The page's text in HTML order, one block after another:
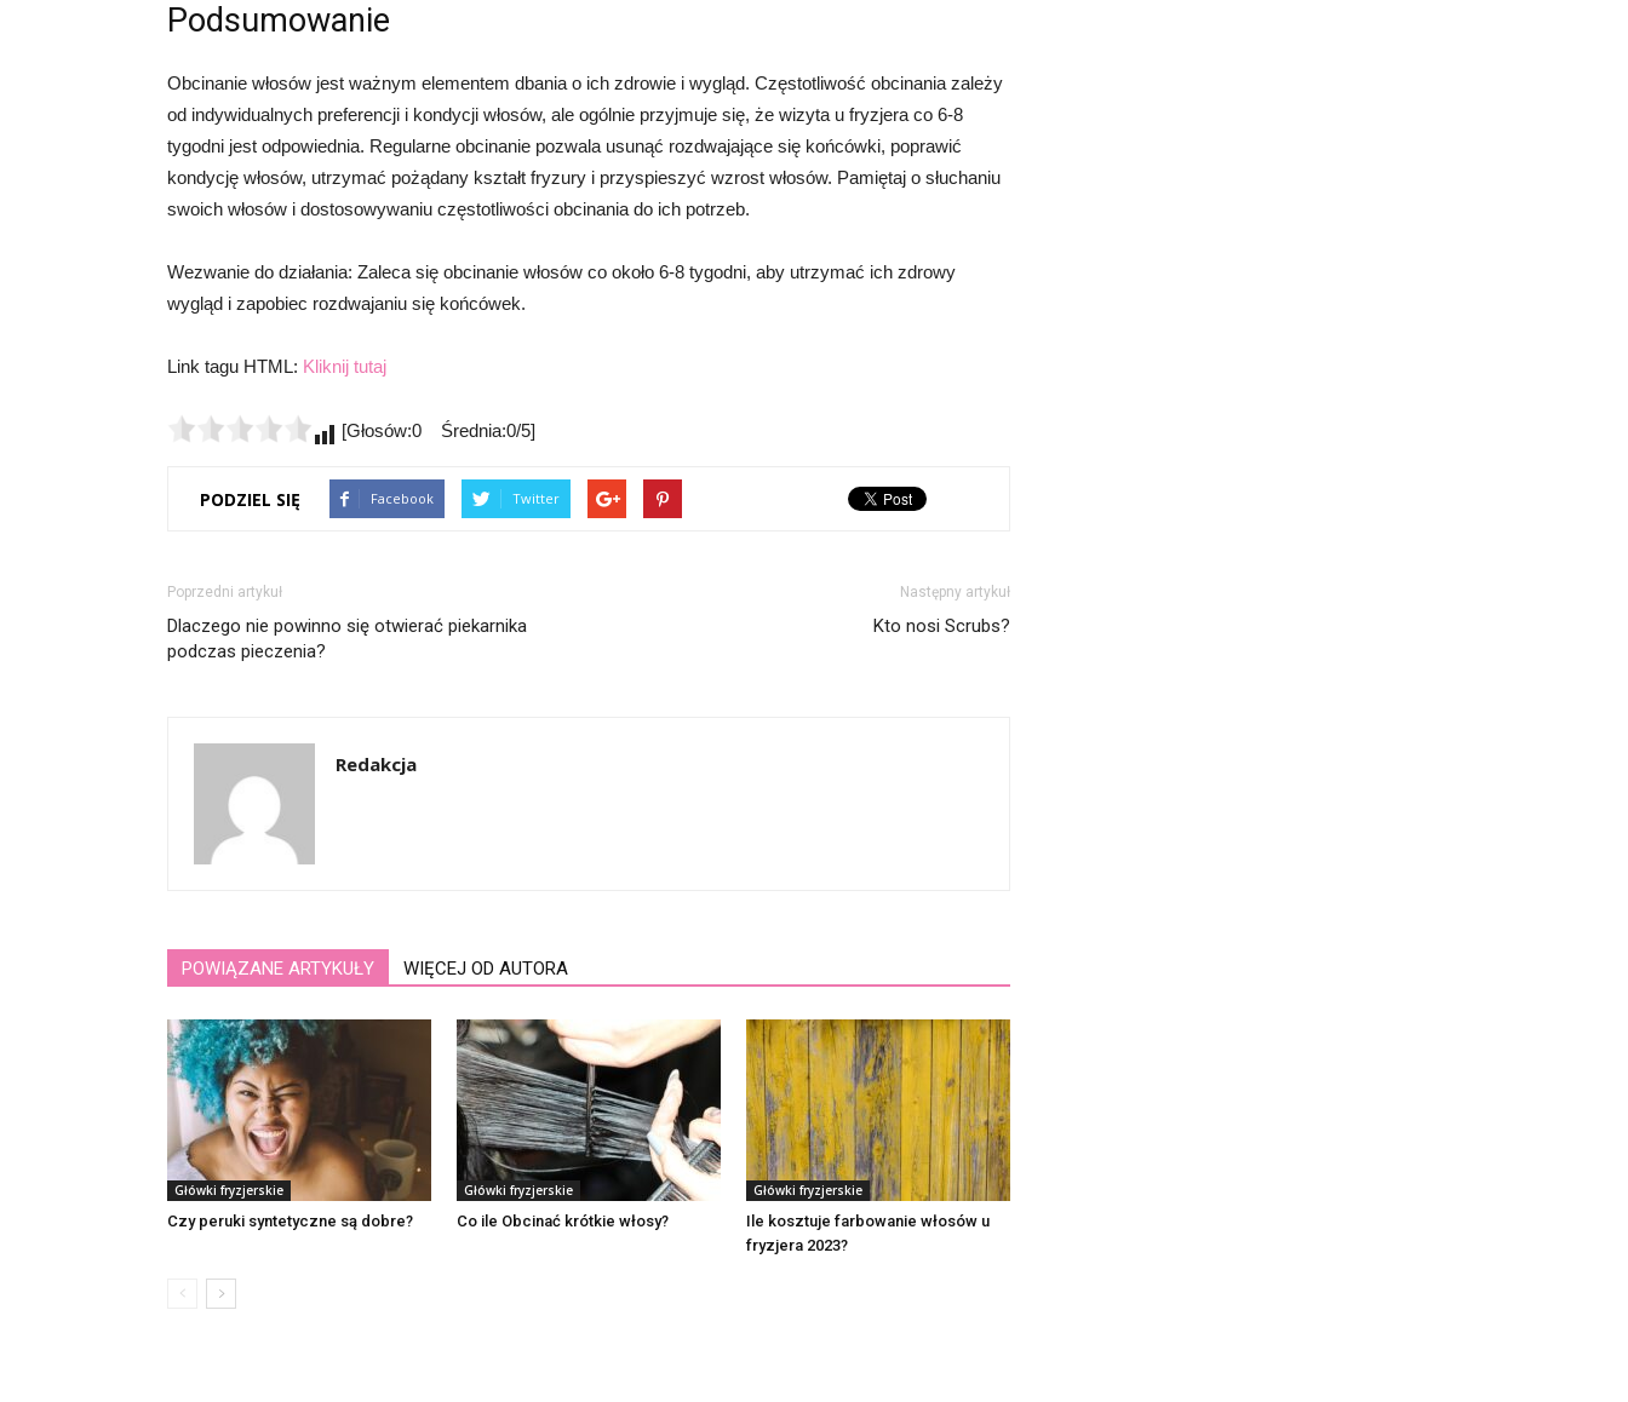
Podsumowanie
Obcinanie włosów jest ważnym elementem dbania o ich zdrowie i wygląd. Częstotliwość obcinania zależy
od indywidualnych preferencji i kondycji włosów, ale ogólnie przyjmuje się, że wizyta u fryzjera co 6-8
tygodni jest odpowiednia. Regularne obcinanie pozwala usunąć rozdwajające się końcówki, poprawić
kondycję włosów, utrzymać pożądany kształt fryzury i przyspieszyć wzrost włosów. Pamiętaj o słuchaniu
swoich włosów i dostosowywaniu częstotliwości obcinania do ich potrzeb.
Wezwanie do działania: Zaleca się obcinanie włosów co około 6-8 tygodni, aby utrzymać ich zdrowy
wygląd i zapobiec rozdwajaniu się końcówek.
Link tagu HTML: Kliknij tutaj
[Głosów:0 Średnia:0/5]
PODZIEL SIĘ Facebook Twitter
Poprzedni artykuł
Dlaczego nie powinno się otwierać piekarnika
podczas pieczenia?
Następny artykuł
Kto nosi Scrubs?
Redakcja
POWIĄZANE ARTYKUŁY WIĘCEJ OD AUTORA
Główki fryzjerskie
Czy peruki syntetyczne są dobre?
Główki fryzjerskie
Co ile Obcinać krótkie włosy?
Główki fryzjerskie
Ile kosztuje farbowanie włosów u
fryzjera 2023?